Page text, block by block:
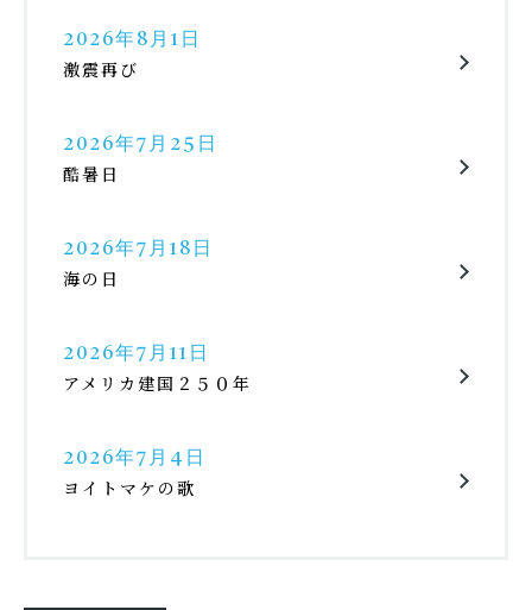
2026年8月1日
激震再び
2026年7月25日
酷暑日
2026年7月18日
海の日
2026年7月11日
アメリカ建国２５０年
2026年7月4日
ヨイトマケの歌